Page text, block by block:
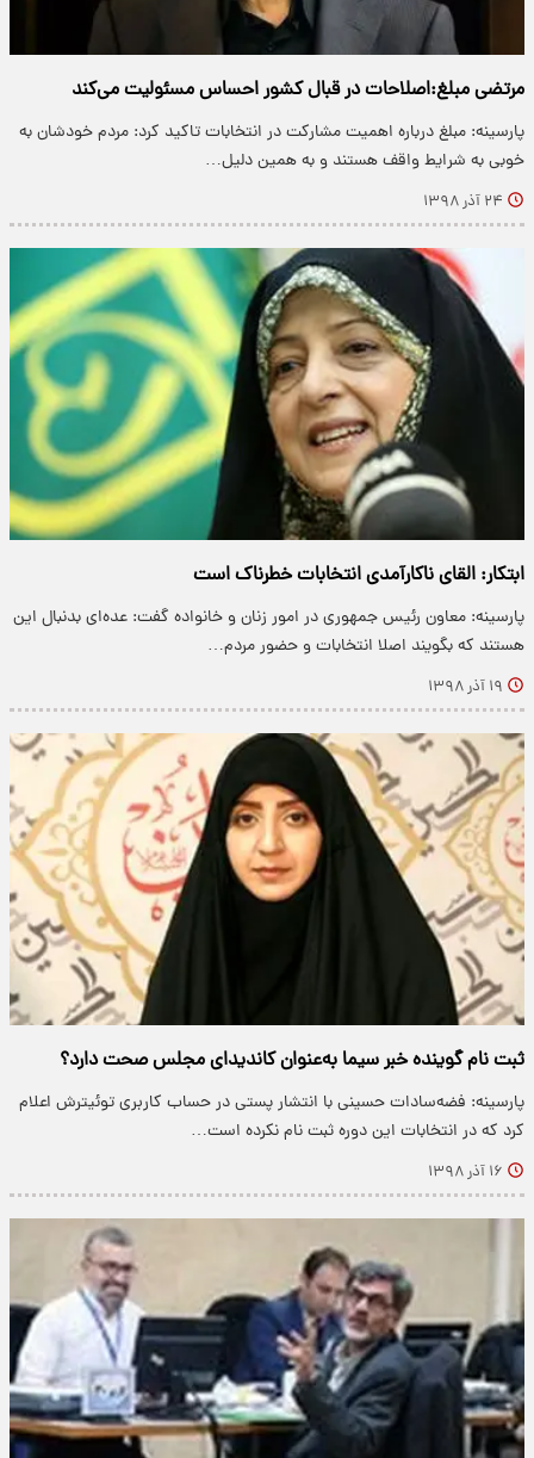
مرتضی مبلغ:اصلاحات در قبال کشور احساس مسئولیت می‌کند
پارسینه: مبلغ درباره اهمیت مشارکت در انتخابات تاکید کرد: مردم خودشان به
خوبی به شرایط واقف هستند و به همین دلیل…
۲۴ آذر ۱۳۹۸
ابتکار: القای ناکارآمدی انتخابات خطرناک است
پارسینه: معاون رئیس جمهوری در امور زنان و خانواده گفت: عده‌ای بدنبال این
هستند که بگویند اصلا انتخابات و حضور مردم…
۱۹ آذر ۱۳۹۸
ثبت نام گوینده خبر سیما به‌عنوان کاندیدای مجلس صحت دارد؟
پارسینه: فضه‌سادات حسینی با انتشار پستی در حساب کاربری توئیترش اعلام
کرد که در انتخابات این دوره ثبت نام نکرده است…
۱۶ آذر ۱۳۹۸